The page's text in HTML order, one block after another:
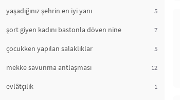
yaşadığınız şehrin en iyi yanı 5
şort giyen kadını bastonla döven nine 7
çocukken yapılan salaklıklar 5
mekke savunma antlaşması 12
evlâtçılık 1